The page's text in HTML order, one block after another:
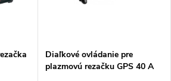
Diaľkové ovládanie pre
plazmovú rezačku GPS 40 A